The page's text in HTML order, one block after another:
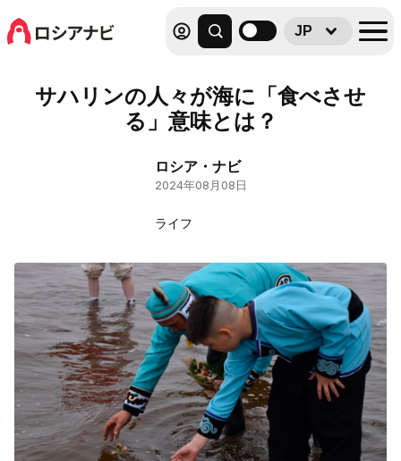
JP
サハリンの人々が海に「食べさせ
る」意味とは？
ロシア・ナビ
2024年08月08日
ライフ